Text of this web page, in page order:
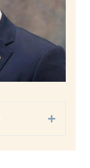
Expand